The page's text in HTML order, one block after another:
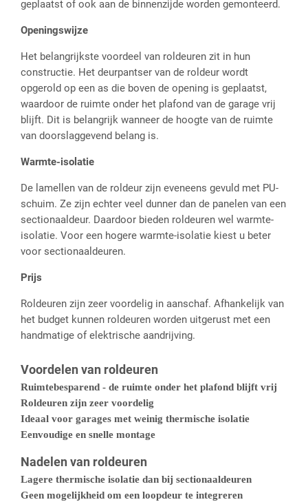
geplaatst of ook aan de binnenzijde worden gemonteerd.
Openingswijze
Het belangrijkste voordeel van roldeuren zit in hun
constructie. Het deurpantser van de roldeur wordt
opgerold op een as die boven de opening is geplaatst,
waardoor de ruimte onder het plafond van de garage vrij
blijft. Dit is belangrijk wanneer de hoogte van de ruimte
van doorslaggevend belang is.
Warmte-isolatie
De lamellen van de roldeur zijn eveneens gevuld met PU-
schuim. Ze zijn echter veel dunner dan de panelen van een
sectionaaldeur. Daardoor bieden roldeuren wel warmte-
isolatie. Voor een hogere warmte-isolatie kiest u beter
voor sectionaaldeuren.
Prijs
Roldeuren zijn zeer voordelig in aanschaf. Afhankelijk van
het budget kunnen roldeuren worden uitgerust met een
handmatige of elektrische aandrijving.
Voordelen van roldeuren
Ruimtebesparend - de ruimte onder het plafond blijft vrij
Roldeuren zijn zeer voordelig
Ideaal voor garages met weinig thermische isolatie
Eenvoudige en snelle montage
Nadelen van roldeuren
Lagere thermische isolatie dan bij sectionaaldeuren
Geen mogelijkheid om een loopdeur te integreren